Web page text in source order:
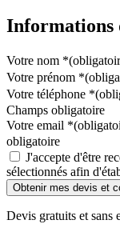
Informations
Votre nom *
Votre prénom *
Votre téléphone *
Champs obligatoire
Votre email *
obligatoire
J'accepte d'être
sélectionnés afin
Devis gratuits et sans